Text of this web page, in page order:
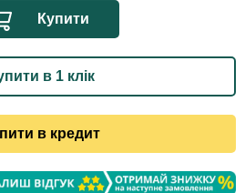
Купити
в 1 клік
в кредит